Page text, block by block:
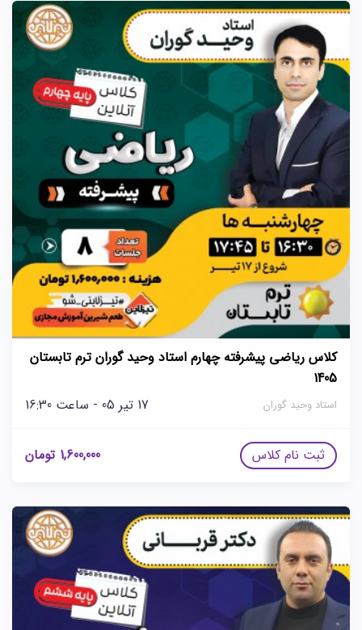
کلاس ریاضی پیشرفته چهارم استاد وحید گوران ترم تابستان
1405
استاد وحید گوران 17 تیر 05 - ساعت 16:30
ثبت نام کلاس 1,600,000 تومان